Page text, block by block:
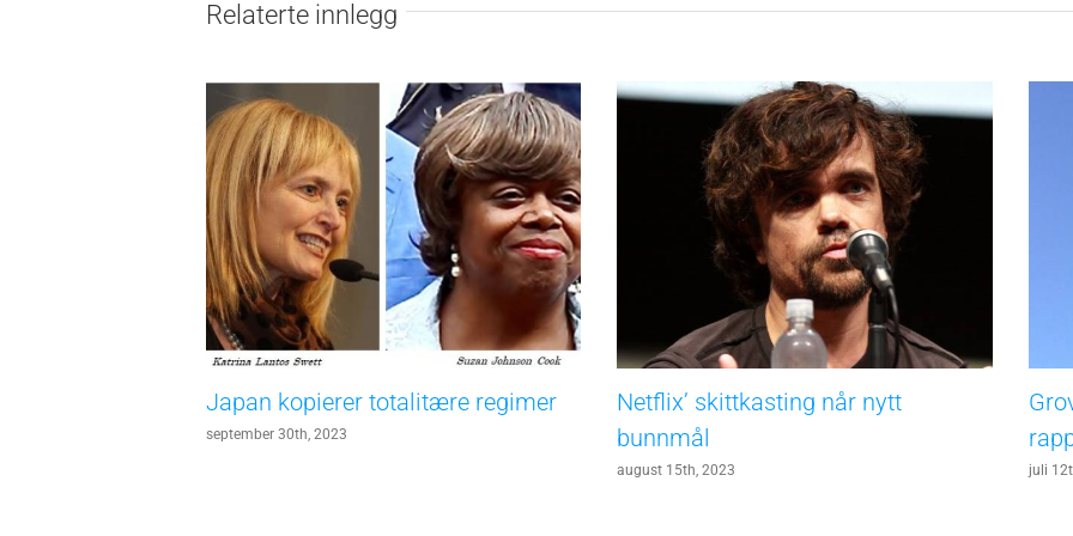
Relaterte innlegg
Japan kopierer totalitære regimer
september 30th, 2023
Netflix’ skittkasting når nytt
bunnmål
august 15th, 2023 juli